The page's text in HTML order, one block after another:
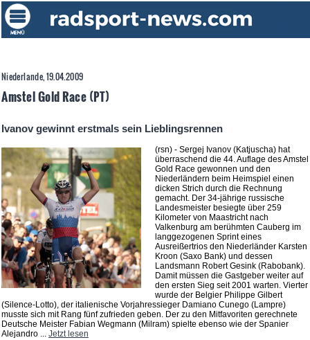
Niederlande, 19.04.2009
Amstel Gold Race (PT)
Ivanov gewinnt erstmals sein Lieblingsrennen
(rsn) - Sergej Ivanov (Katjuscha) hat
überraschend die 44. Auflage des Amstel
Gold Race gewonnen und den
Niederländern beim Heimspiel einen
dicken Strich durch die Rechnung
gemacht. Der 34-jährige russische
Landesmeister besiegte über 259
Kilometer von Maastricht nach
Valkenburg am berühmten Cauberg im
langgezogenen Sprint eines
Ausreißertrios den Niederländer Karsten
Kroon (Saxo Bank) und dessen
Landsmann Robert Gesink (Rabobank).
Damit müssen die Gastgeber weiter auf
den ersten Sieg seit 2001 warten. Vierter
wurde der Belgier Philippe Gilbert
(Silence-Lotto), der italienische Vorjahressieger Damiano Cunego (Lampre)
musste sich mit Rang fünf zufrieden geben. Der zu den Mitfavoriten gerechnete
Deutsche Meister Fabian Wegmann (Milram) spielte ebenso wie der Spanier
Alejandro ... Jetzt lesen